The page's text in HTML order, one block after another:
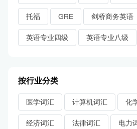
托福 GRE 剑桥商务英语
英语专业四级 英语专业八级
按行业分类
医学词汇 计算机词汇 化
经济词汇 法律词汇 电力